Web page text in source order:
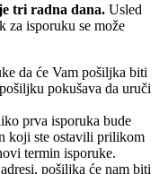
tri radna dana. Usled
za isporuku se može
da će Vam pošiljka biti
pokušava da uruči
prva isporuka bude
koji ste ostavili prilikom
termin isporuke.
pošiljka će nam biti